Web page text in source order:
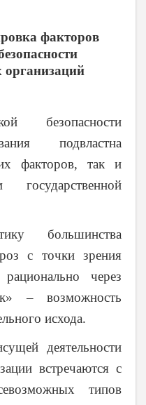
факторов
организаций
безопасности
подвластна
факторов, так и
большинства
с точки зрения
через
– возможность
исхода.
деятельности
встречаются с
типов